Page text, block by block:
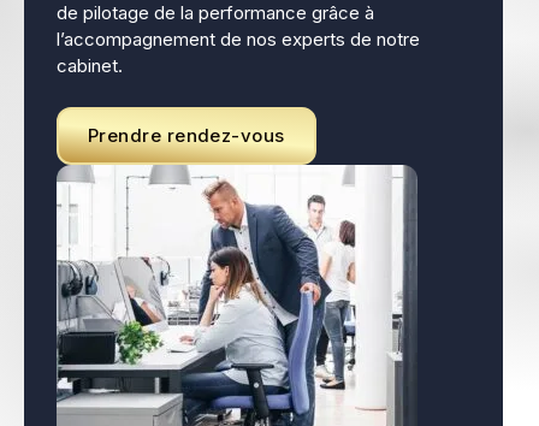
de pilotage de la performance grâce à
l’accompagnement de nos experts de notre
cabinet.
Prendre rendez-vous